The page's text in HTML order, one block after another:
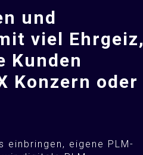
und
viel Ehrgeiz,
Kunden
Konzern oder
einbringen, eigene PLM-